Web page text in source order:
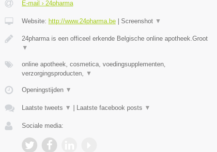
E-mail › 24pharma
Website: http://www.24pharma.be Screenshot ▼
24pharma is een officeel erkende Belgische online apotheek.Groot
▼
online apotheek, cosmetica, voedingsupplementen,
verzorgingsproducten,
▼
Openingstijden ▼
Laatste tweets ▼ Laatste facebook posts ▼
Sociale media: